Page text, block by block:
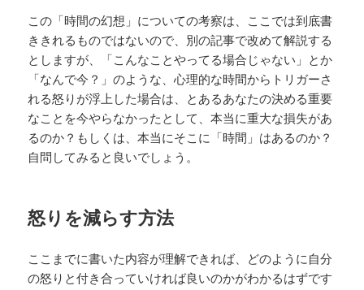
この「時間の幻想」についての考察は、ここでは到底書
ききれるものではないので、別の記事で改めて解説する
としますが、「こんなことやってる場合じゃない」とか
「なんで今？」のような、心理的な時間からトリガーさ
れる怒りが浮上した場合は、とあるあなたの決める重要
なことを今やらなかったとして、本当に重大な損失があ
るのか？もしくは、本当にそこに「時間」はあるのか？
自問してみると良いでしょう。
怒りを減らす方法
ここまでに書いた内容が理解できれば、どのように自分
の怒りと付き合っていければ良いのかがわかるはずです